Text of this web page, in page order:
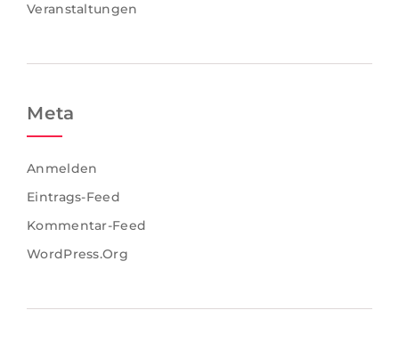
Veranstaltungen
Meta
Anmelden
Eintrags-Feed
Kommentar-Feed
WordPress.org